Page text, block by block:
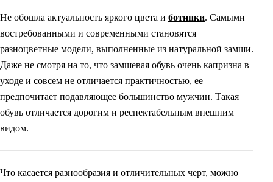
Не обошла актуальность яркого цвета и ботинки. Самыми
востребованными и современными становятся
разноцветные модели, выполненные из натуральной замши.
Даже не смотря на то, что замшевая обувь очень капризна в
уходе и совсем не отличается практичностью, ее
предпочитает подавляющее большинство мужчин. Такая
обувь отличается дорогим и респектабельным внешним
видом.
Что касается разнообразия и отличительных черт, можно